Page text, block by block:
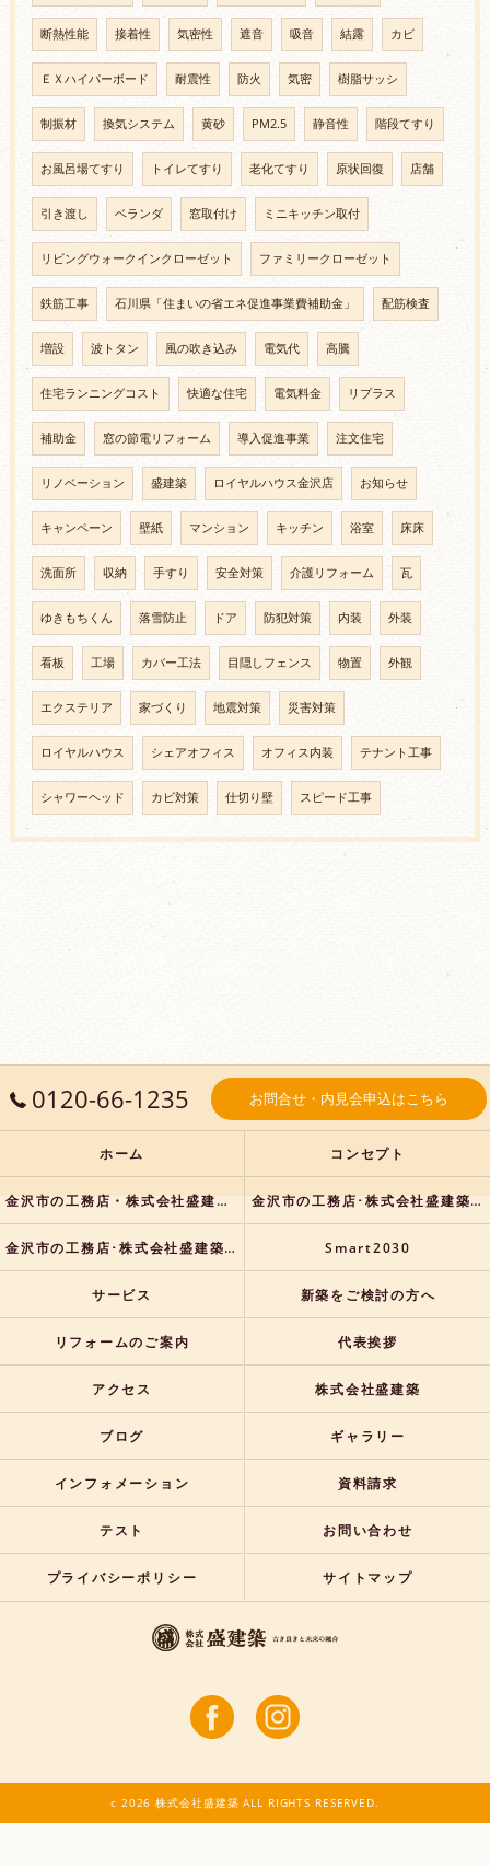
断熱性能 接着性 気密性 遮音 吸音 結露 カビ
ＥＸハイパーボード 耐震性 防火 気密 樹脂サッシ
制振材 換気システム 黄砂 PM2.5 静音性 階段てすり
お風呂場てすり トイレてすり 老化てすり 原状回復 店舗
引き渡し ベランダ 窓取付け ミニキッチン取付
リビングウォークインクローゼット ファミリークローゼット
鉄筋工事 石川県「住まいの省エネ促進事業費補助金」 配筋検査
増設 波トタン 風の吹き込み 電気代 高騰
住宅ランニングコスト 快適な住宅 電気料金 リプラス
補助金 窓の節電リフォーム 導入促進事業 注文住宅
リノベーション 盛建築 ロイヤルハウス金沢店 お知らせ
キャンペーン 壁紙 マンション キッチン 浴室 床床
洗面所 収納 手すり 安全対策 介護リフォーム 瓦
ゆきもちくん 落雪防止 ドア 防犯対策 内装 外装
看板 工場 カバー工法 目隠しフェンス 物置 外観
エクステリア 家づくり 地震対策 災害対策
ロイヤルハウス シェアオフィス オフィス内装 テナント工事
シャワーヘッド カビ対策 仕切り壁 スピード工事
0120-66-1235 お問合せ・内見会申込はこちら
ホーム コンセプト
金沢市の工務店・株式会社盛建築の口コミ情報 金沢市の工務店･株式会社盛建築の評判
金沢市の工務店･株式会社盛建築のお客様の声 Smart2030
サービス 新築をご検討の方へ
リフォームのご案内 代表挨拶
アクセス 株式会社盛建築
ブログ ギャラリー
インフォメーション 資料請求
テスト お問い合わせ
プライバシーポリシー サイトマップ
c 2026 株式会社盛建築 ALL RIGHTS RESERVED.